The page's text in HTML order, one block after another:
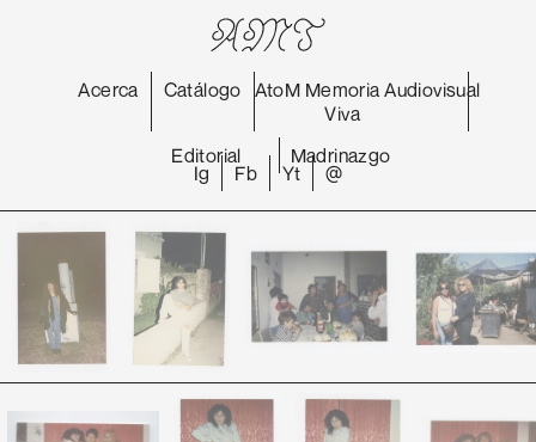
Acerca Catálogo AtoM Memoria
Viva
Audiovisual
Editorial Madrinazgo
Ig Fb Yt @